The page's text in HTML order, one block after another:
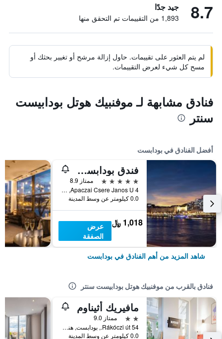
8.7 جيد جدًا
1,893 من التقييمات تم التحقق منها
لم يتم العثور على تقييمات. حاول إزالة مرشح أو تغيير بحثك أو
مسح كل شيء لعرض التقييمات.
فنادق مشابهة لـ موفنبيك هوتل بودابيست
سنتر
أفضل الفنادق في بودابست
فندق بودابست ماريوت
5 نجوم
ممتاز 8.9
Apaczai Csere Janos U 4, بودابست, هنغاريا
0.0 كيلومتر عن وسط المدينة
1,018 ﷼
عرض
الصفقة
شاهد المزيد من أهم الفنادق في بودابست
فنادق بالقرب من موفنبيك هوتل بودابيست سنتر
مافيريك أثيناوم
2 نجمتين
ممتاز 9.0
Rákóczi út 54., بودابست, هنغاريا
0.0 كيلومتر عن وسط المدينة